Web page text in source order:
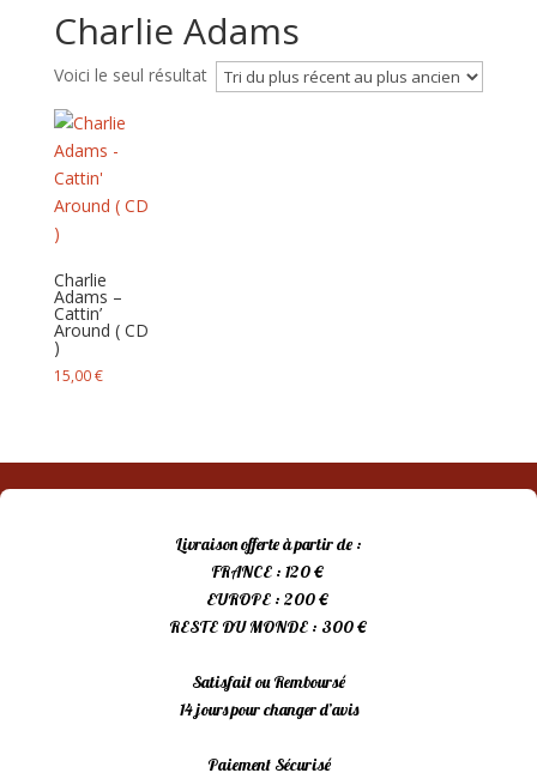
Charlie Adams
Voici le seul résultat
Charlie
Adams –
Cattin’
Around ( CD
)
15,00€
Livraison offerte à partir de :
FRANCE : 120 €
EUROPE : 200 €
RESTE DU MONDE : 300 €
Satisfait ou Remboursé
14 jours pour changer d’avis
Paiement Sécurisé